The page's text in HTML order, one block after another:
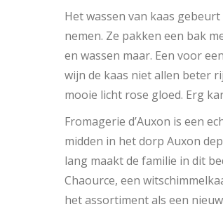
Het wassen van kaas
nemen. Ze pakken een bak
en wassen maar. Een voor
wijn de kaas niet allen beter
mooie licht rose gloed. Erg
Fromagerie d’Auxon is een
midden in het dorp Auxon
lang maakt de familie in dit
Chaource, een
het assortiment als een